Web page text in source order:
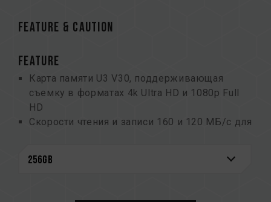
FEATURE & CAUTION
FEATURE
Карта памяти U3 V30, поддерживающая
съемку в форматах 4k Ultra HD и 1080p Full
HD
Скорости чтения и записи 160 и 120 МБ/с для
моментов в невероятном хранилище 1 ТБ